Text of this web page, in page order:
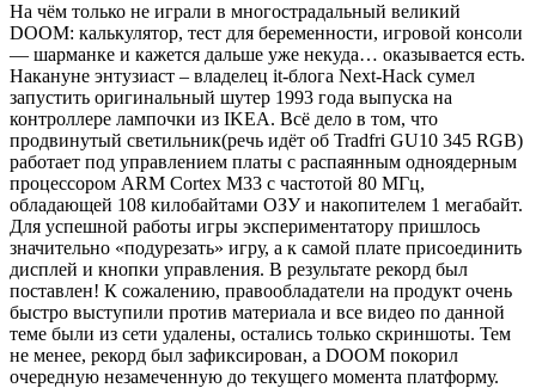
На чём только не играли в многострадальный великий
DOOM: калькулятор, тест для беременности, игровой консоли
— шарманке и кажется дальше уже некуда… оказывается есть.
Накануне энтузиаст – владелец it-блога Next-Hack сумел
запустить оригинальный шутер 1993 года выпуска на
контроллере лампочки из IKEA. Всё дело в том, что
продвинутый светильник(речь идёт об Tradfri GU10 345 RGB)
работает под управлением платы с распаянным одноядерным
процессором ARM Cortex M33 с частотой 80 МГц,
обладающей 108 килобайтами ОЗУ и накопителем 1 мегабайт.
Для успешной работы игры экспериментатору пришлось
значительно «подурезать» игру, а к самой плате присоединить
дисплей и кнопки управления. В результате рекорд был
поставлен! К сожалению, правообладатели на продукт очень
быстро выступили против материала и все видео по данной
теме были из сети удалены, остались только скриншоты. Тем
не менее, рекорд был зафиксирован, а DOOM покорил
очередную незамеченную до текущего момента платформу.